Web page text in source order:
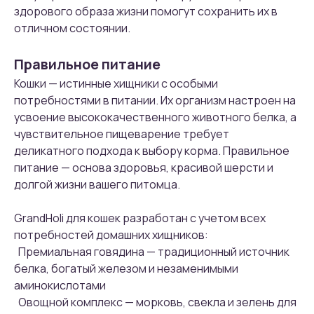
здорового образа жизни помогут сохранить их в
отличном состоянии.
Правильное питание
Кошки — истинные хищники с особыми
потребностями в питании. Их организм настроен на
усвоение высококачественного животного белка, а
чувствительное пищеварение требует
деликатного подхода к выбору корма. Правильное
питание — основа здоровья, красивой шерсти и
долгой жизни вашего питомца.
GrandHoli для кошек разработан с учетом всех
потребностей домашних хищников:
Премиальная говядина — традиционный источник
белка, богатый железом и незаменимыми
аминокислотами
Овощной комплекс — морковь, свекла и зелень для